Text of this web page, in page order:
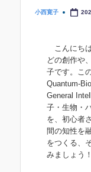
Posted
小西寛子
こんにち
どの創作や
子です。こ
Quantum-
General
子・生物・
を、初心者
間の知性を
をつくる、
みましょう！